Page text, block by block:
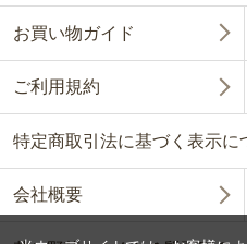
お買い物ガイド
ご利用規約
特定商取引法に基づく表示に
会社概要